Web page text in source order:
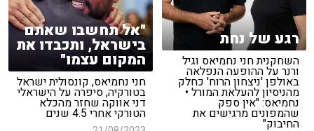
רגע של נחת
השחקנית חני נחמיאס וגיל
ורנר על ההופעה הנפלאה
באולפן 'ניצחון הרוח' כחלק
מהניסיון להעלאת המורל •
נחמיאס: "אין ספק
שהמפונים מרגישים את
החיבוק"
"אל תחשבו שאתם
בישראל, ותכבדו את
המקום עצמו"
חני נחמיאס, קונסולית ישראל
בטורקיה, סיפרה על הישראלי
דני אווקה שחזר מהכלא
הטורקי אחרי 4.5 שנים